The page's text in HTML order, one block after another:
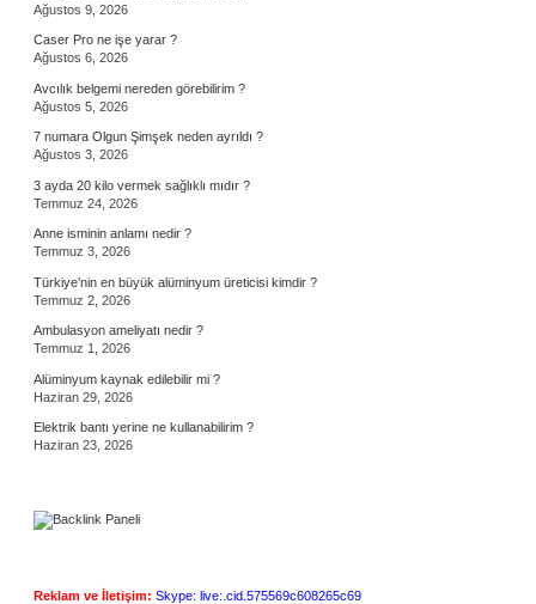
Ağustos 9, 2026
Caser Pro ne işe yarar ?
Ağustos 6, 2026
Avcılık belgemi nereden görebilirim ?
Ağustos 5, 2026
7 numara Olgun Şimşek neden ayrıldı ?
Ağustos 3, 2026
3 ayda 20 kilo vermek sağlıklı mıdır ?
Temmuz 24, 2026
Anne isminin anlamı nedir ?
Temmuz 3, 2026
Türkiye’nin en büyük alüminyum üreticisi kimdir ?
Temmuz 2, 2026
Ambulasyon ameliyatı nedir ?
Temmuz 1, 2026
Alüminyum kaynak edilebilir mi ?
Haziran 29, 2026
Elektrik bantı yerine ne kullanabilirim ?
Haziran 23, 2026
Reklam ve İletişim: Skype: live:.cid.575569c608265c69